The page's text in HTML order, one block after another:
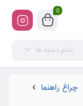
0
تمام دسته ها
چراغ راهنما